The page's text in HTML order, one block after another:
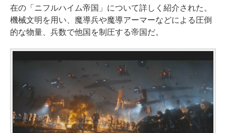
在の「ニフルハイム帝国」について詳しく紹介された。
機械文明を用い、魔導兵や魔導アーマーなどによる圧倒
的な物量、兵数で他国を制圧する帝国だ。